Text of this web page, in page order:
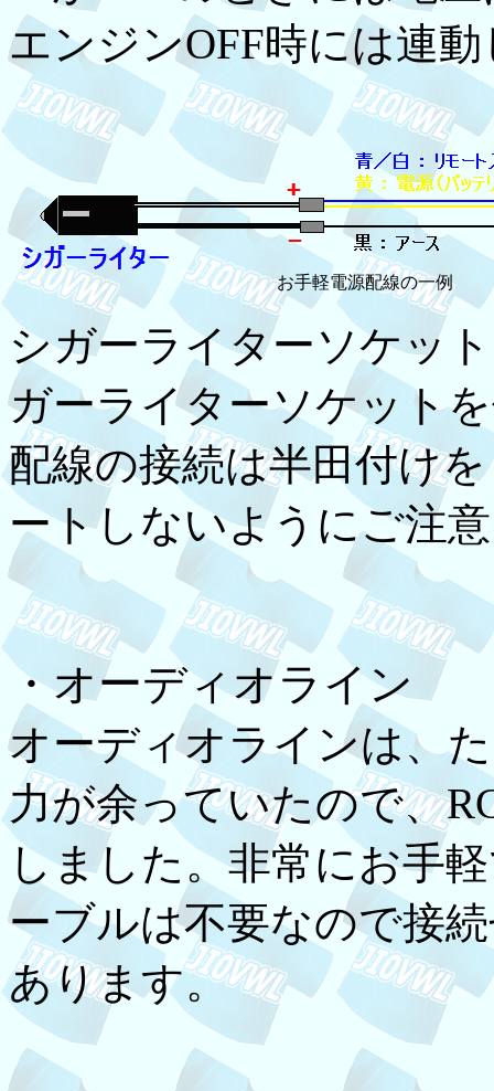
エンジンOFF時には連
お手軽電源配線の一例
シガーライターソケッ
ガーライターソケット
配線の接続は半田付け
ートしないようにご注
・オーディオライン
オーディオラインは、
力が余っていたので、
しました。非常にお手
ーブルは不要なので接
あります。